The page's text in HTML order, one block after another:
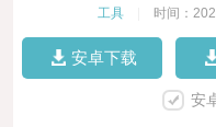
工具 时间：
安卓下载
安